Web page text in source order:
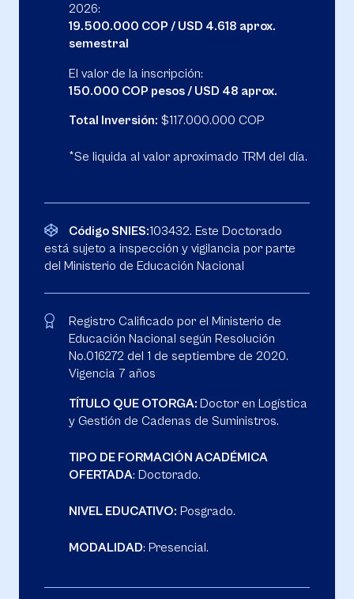
2026:
19.500.000 COP / USD 4.618 aprox.
semestral
El valor de la inscripción:
150.000 COP pesos / USD 48 aprox.
Total Inversión: $117.000.000 COP
*Se liquida al valor aproximado TRM del día.
Código SNIES:103432. Este Doctorado
está sujeto a inspección y vigilancia por parte
del Ministerio de Educación Nacional
Registro Calificado por el Ministerio de
Educación Nacional según Resolución
No.016272 del 1 de septiembre de 2020.
Vigencia 7 años
TÍTULO QUE OTORGA: Doctor en Logística
y Gestión de Cadenas de Suministros.
TIPO DE FORMACIÓN ACADÉMICA
OFERTADA: Doctorado.
NIVEL EDUCATIVO: Posgrado.
MODALIDAD: Presencial.